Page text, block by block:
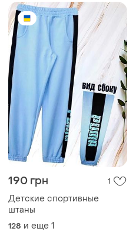
190 грн 1
Детские спортивные
штаны
128 и еще 1